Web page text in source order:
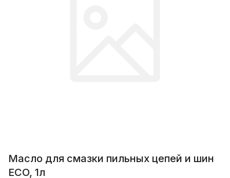
Масло для смазки пильных цепей и шин
ECO, 1л